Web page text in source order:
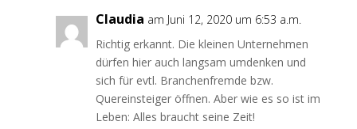
Claudia am Juni 12, 2020 um 6:53 a.m.
Richtig erkannt. Die kleinen Unternehmen
dürfen hier auch langsam umdenken und
sich für evtl. Branchenfremde bzw.
Quereinsteiger öffnen. Aber wie es so ist im
Leben: Alles braucht seine Zeit!